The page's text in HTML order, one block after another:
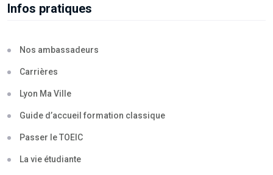
Infos pratiques
Nos ambassadeurs
Carrières
Lyon Ma Ville
Guide d’accueil formation classique
Passer le TOEIC
La vie étudiante